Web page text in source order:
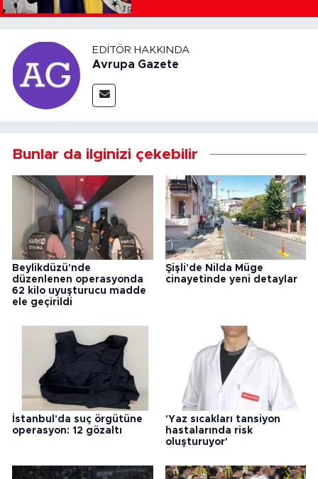
EDITÖR HAKKINDA
Avrupa Gazete
Bunlar da ilginizi çekebilir
Beylikdüzü'nde
düzenlenen operasyonda
62 kilo uyuşturucu madde
ele geçirildi
Şişli'de Nilda Müge
cinayetinde yeni detaylar
İstanbul'da suç örgütüne
operasyon: 12 gözaltı
'Yaz sıcakları tansiyon
hastalarında risk
oluşturuyor'